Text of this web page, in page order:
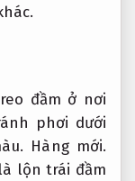
đầm ở nơi
phơi dưới
Hàng mới.
lộn trái đầm